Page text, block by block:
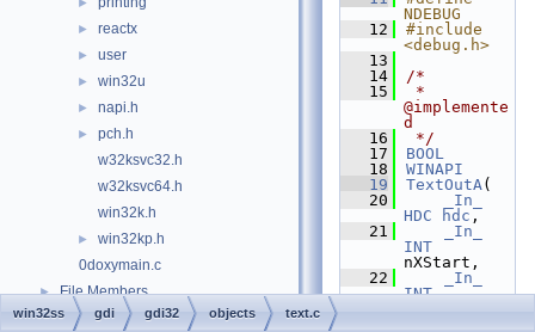
► reactx
► user
► win32u
► napi.h
►
pch.h
w32ksvc32.h
w32ksvc64.h
win32k.h
►
win32kp.h
0doxymain.c
► File Members
► Examples
NDEBUG
   12
#include
<debug.h>
   13
   14
/*
   15
*
@implemente
d
   16
*/
   17
BOOL
   18
WINAPI
   19
TextOutA(
   20
_In_
HDC
hdc ,
   21
_In_
INT
nXStart,
   22
_In_
INT
win32ss gdi gdi32 objects text.c